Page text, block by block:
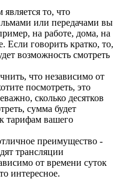
то, что
или передачами вы
на работе, дома, на
Если говорить кратко, то,
возможность смотреть
что независимо от
посмотреть, это
сколько десятков
сумма будет
тарифам вашего
преимущество -
трансляции
от времени суток
интересное.